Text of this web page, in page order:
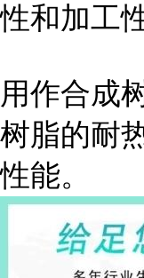
性和加工
用作合成
树脂的耐
性能。